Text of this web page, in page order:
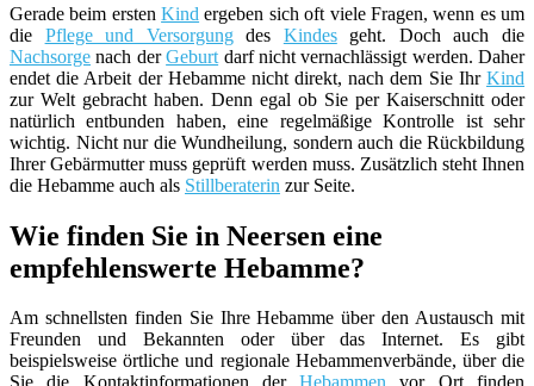
Gerade beim erstenKind ergeben sich oft viele Fragen, wenn es um
die Pflege und Versorgungdes Kindesgeht. Doch auch die
Nachsorge nach derGeburt darf nicht vernachlässigt werden. Daher
endet die Arbeit der Hebamme nicht direkt, nach dem Sie Ihr Kind
zur Welt gebracht haben. Denn egal ob Sie per Kaiserschnitt oder
natürlich entbunden haben, eine regelmäßige Kontrolle ist sehr
wichtig. Nicht nur die Wundheilung, sondern auch die Rückbildung
Ihrer Gebärmutter muss geprüft werden muss. Zusätzlich steht Ihnen
die Hebamme auch als Stillberaterin zur Seite.
Wie finden Sie in Neersen eine
empfehlenswerte Hebamme?
Am schnellsten finden Sie Ihre Hebamme über den Austausch mit
Freunden und Bekannten oder über das Internet. Es gibt
beispielsweise örtliche und regionale Hebammenverbände, über die